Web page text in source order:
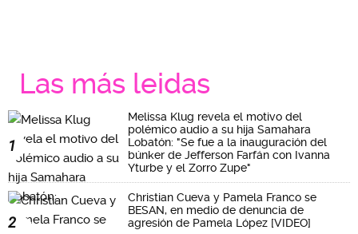
Las más leidas
1
Melissa Klug revela el motivo del
polémico audio a su hija Samahara
Lobatón: "Se fue a la inauguración del
búnker de Jefferson Farfán con Ivanna
Yturbe y el Zorro Zupe"
2
Christian Cueva y Pamela Franco se
BESAN, en medio de denuncia de
agresión de Pamela López [VIDEO]